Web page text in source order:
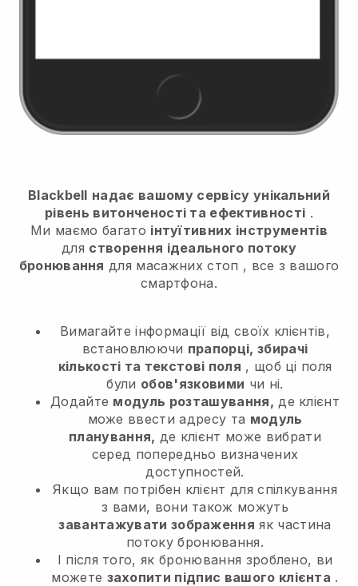
Blackbell надає вашому сервісу унікальний
рівень витонченості та ефективності .
Ми маємо багато інтуїтивних інструментів
для створення ідеального потоку
бронювання для масажних стоп , все з вашого
смартфона.
Вимагайте інформації від своїх клієнтів,
встановлюючи прапорці, збирачі
кількості та текстові поля , щоб ці поля
були обов'язковими чи ні.
Додайте модуль розташування, де клієнт
може ввести адресу та модуль
планування, де клієнт може вибрати
серед попередньо визначених
доступностей.
Якщо вам потрібен клієнт для спілкування
з вами, вони також можуть
завантажувати зображення як частина
потоку бронювання.
І після того, як бронювання зроблено, ви
можете захопити підпис вашого клієнта .